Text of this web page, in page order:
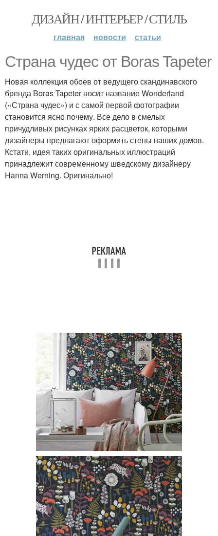
ДИЗАЙН / ИНТЕРЬЕР / СТИЛЬ
главная новости статьи
Страна чудес от Boras Tapeter
Новая коллекция обоев от ведущего скандинавского
бренда Boras Tapeter носит название Wonderland
(«Страна чудес») и с самой первой фотографии
становится ясно почему. Все дело в смелых
причудливых рисунках ярких расцветок, которыми
дизайнеры предлагают оформить стены наших домов.
Кстати, идея таких оригинальных иллюстраций
принадлежит современному шведскому дизайнеру
Hanna Werning. Оригинально!